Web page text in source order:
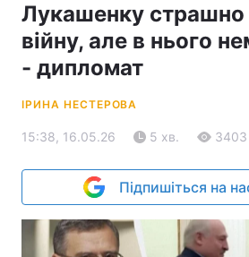
Лукашенку страшно
війну, але в нього
- дипломат
ІРИНА НЕСТЕРОВА
15:38, 16.05.26 5 хв. 3403
Підпишіться на